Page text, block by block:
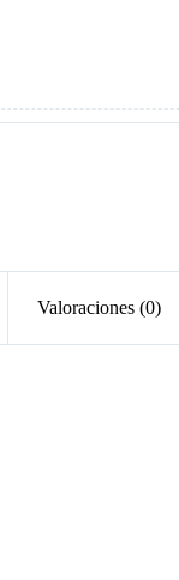
Valoraciones (0)